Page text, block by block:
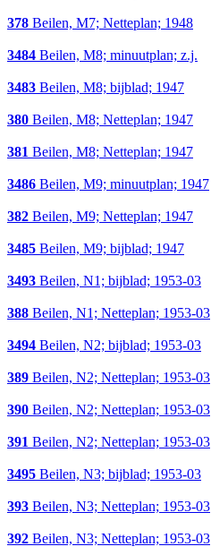
378 Beilen, M7; Netteplan; 1948
3484 Beilen, M8; minuutplan; z.j.
3483 Beilen, M8; bijblad; 1947
380 Beilen, M8; Netteplan; 1947
381 Beilen, M8; Netteplan; 1947
3486 Beilen, M9; minuutplan; 1947
382 Beilen, M9; Netteplan; 1947
3485 Beilen, M9; bijblad; 1947
3493 Beilen, N1; bijblad; 1953-03
388 Beilen, N1; Netteplan; 1953-03
3494 Beilen, N2; bijblad; 1953-03
389 Beilen, N2; Netteplan; 1953-03
390 Beilen, N2; Netteplan; 1953-03
391 Beilen, N2; Netteplan; 1953-03
3495 Beilen, N3; bijblad; 1953-03
393 Beilen, N3; Netteplan; 1953-03
392 Beilen, N3; Netteplan; 1953-03